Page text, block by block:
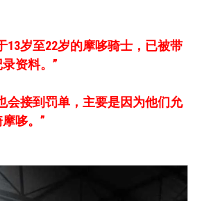
13岁至22岁的摩哆骑士，已被带
资料。”
会接到罚单，主要是因为他们允
哆。”